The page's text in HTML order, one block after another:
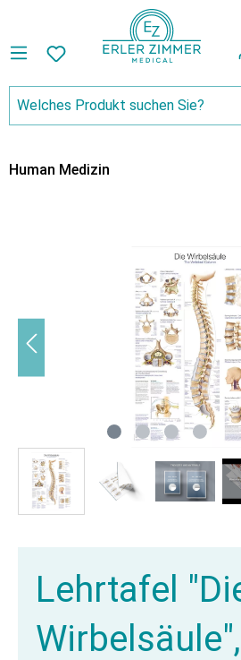
Human Medizin
Lehrtafel
Wirbelsäule",